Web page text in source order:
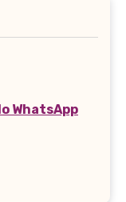
WhatsApp